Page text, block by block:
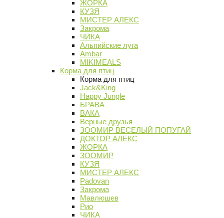
ЖОРКА
КУЗЯ
МИСТЕР АЛЕКС
Закрома
ЧИКА
Альпийские луга
Ambar
MIKIMEALS
Корма для птиц
Корма для птиц
Jack&King
Happy Jungle
БРАВА
ВАКА
Верные друзья
ЗООМИР ВЕСЕЛЫЙ ПОПУГАЙ
ДОКТОР АЛЕКС
ЖОРКА
ЗООМИР
КУЗЯ
МИСТЕР АЛЕКС
Padovan
Закрома
Мавлюшев
Рио
ЧИКА